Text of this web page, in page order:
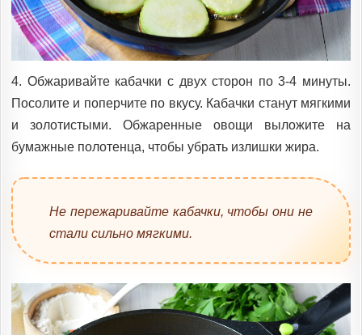
4. Обжаривайте кабачки с двух сторон по 3-4 минуты.
Посолите и поперчите по вкусу. Кабачки станут мягкими
и золотистыми. Обжаренные овощи выложите на
бумажные полотенца, чтобы убрать излишки жира.
Не пережаривайте кабачки, чтобы они не
стали сильно мягкими.